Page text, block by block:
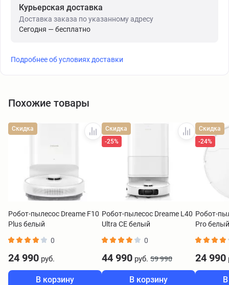
Курьерская доставка
Доставка заказа по указанному адресу
Сегодня — бесплатно
Подробнее об условиях доставки
Похожие товары
Скидка
Робот-пылесос Dreame F10
Plus белый
0
24 990 руб.
В корзину
Скидка
-25%
Робот-пылесос Dreame L40
Ultra CE белый
0
44 990 руб. 59 990
В корзину
Скидка
-24%
Робот-
Pro белый
24 990